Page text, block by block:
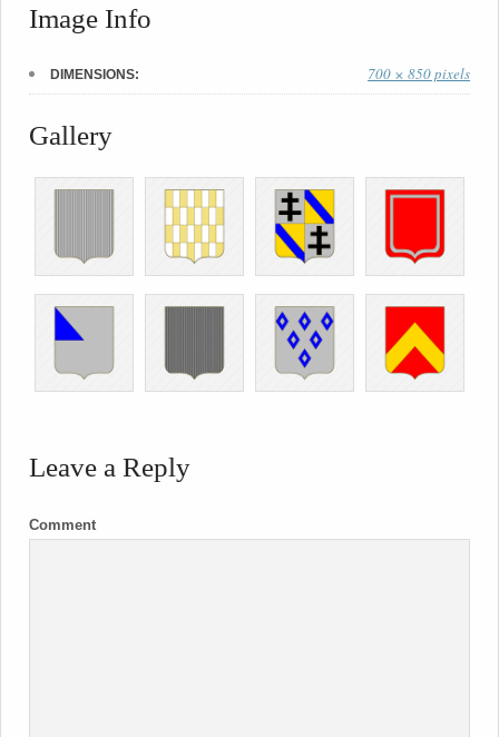
Image Info
DIMENSIONS: 700 × 850 pixels
Gallery
Leave a Reply
Comment